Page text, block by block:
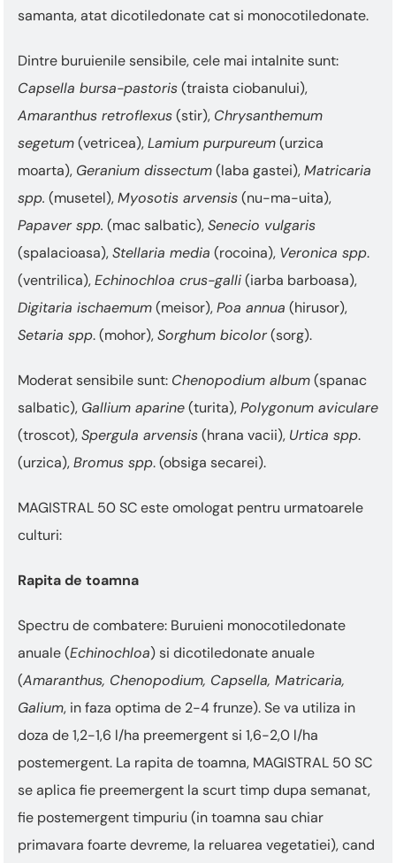
samanta, atat dicotiledonate cat si monocotiledonate.
Dintre buruienile sensibile, cele mai intalnite sunt:
Capsella bursa-pastoris(traista ciobanului),
Amaranthus retroflexus(stir), Chrysanthemum
segetum(vetricea),Lamium purpureum(urzica
moarta), Geranium dissectum(laba gastei),Matricaria
spp. (musetel),Myosotis arvensis(nu-ma-uita),
Papaver spp. (mac salbatic),Senecio vulgaris
(spalacioasa),Stellaria media (rocoina), Veronica spp.
(ventrilica),Echinochloa crus-galli(iarba barboasa),
Digitaria ischaemum(meisor),Poa annua (hirusor),
Setaria spp. (mohor),Sorghum bicolor(sorg).
Moderat sensibile sunt: Chenopodium album(spanac
salbatic), Gallium aparine(turita),Polygonum aviculare
(troscot),Spergula arvensis(hrana vacii), Urtica spp.
(urzica),Bromus spp. (obsiga secarei).
MAGISTRAL 50 SC este omologat pentru urmatoarele
culturi:
Rapita de toamna
Spectru de combatere: Buruieni monocotiledonate
anuale (Echinochloa) si dicotiledonate anuale
(Amaranthus, Chenopodium, Capsella, Matricaria,
Galium, in faza optima de 2-4 frunze). Se va utiliza in
doza de 1,2-1,6 l/ha preemergent si 1,6-2,0 l/ha
postemergent. La rapita de toamna, MAGISTRAL 50 SC
se aplica fie preemergent la scurt timp dupa semanat,
fie postemergent timpuriu (in toamna sau chiar
primavara foarte devreme, la reluarea vegetatiei), cand